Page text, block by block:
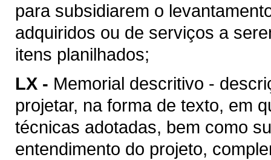
para subsidiarem o
adquiridos ou de serviços a
itens planilhados;
LX - Memorial descritivo -
projetar, na forma de texto, em
técnicas adotadas, bem como
entendimento do projeto,